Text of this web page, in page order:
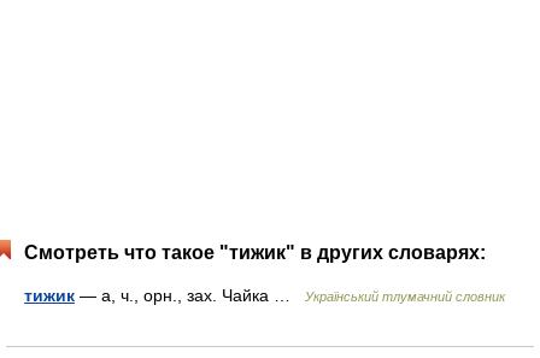
Смотреть что такое "тижик" в других словарях:
тижик — а, ч., орн., зах. Чайка … Український тлумачний словник